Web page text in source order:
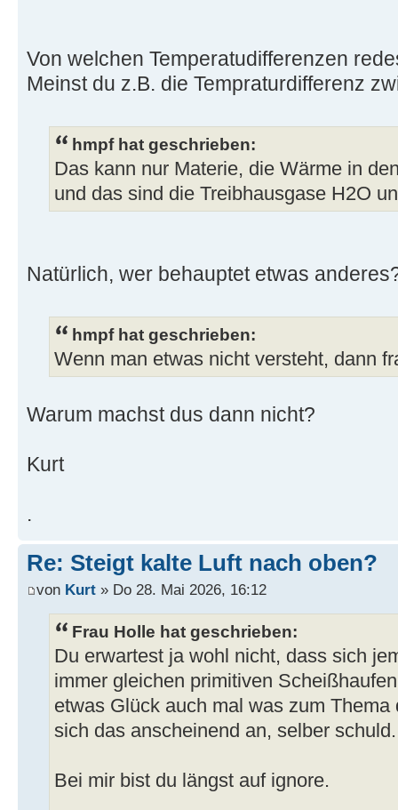
Von welchen Temperatudifferenzen
Meinst du z.B. die Tempraturdifferenz
hmpf hat geschrieben:
Das kann nur Materie, die Wärme in
und das sind die Treibhausgase H2O
Natürlich, wer behauptet etwas
hmpf hat geschrieben:
Wenn man etwas nicht versteht, dann
Warum machst dus dann nicht?
Kurt
.
Re: Steigt kalte Luft nach oben?
von Kurt » Do 28. Mai 2026, 16:12
Frau Holle hat geschrieben:
Du erwartest ja wohl nicht, dass sich
immer gleichen primitiven
etwas Glück auch mal was zum
sich das anscheinend an, selber schuld.
Bei mir bist du längst auf ignore.